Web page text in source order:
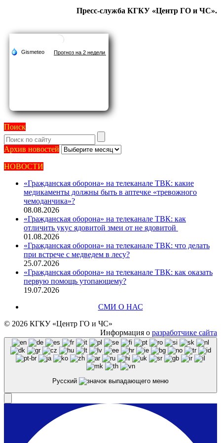
Пресс-служба КГКУ «Центр ГО и ЧС».
Поиск
Архив новостей
Архив
НОВОСТИ
«Гражданская оборона» на телеканале ТВК: какие
медикаменты должны быть в аптечке «тревожного
чемоданчика»?
08.08.2026
«Гражданская оборона» на телеканале ТВК: как
отличить укус ядовитой змеи от не ядовитой
01.08.2026
«Гражданская оборона» на телеканале ТВК: что делать
при встрече с медведем в лесу?
25.07.2026
«Гражданская оборона» на телеканале ТВК: как оказать
первую помощь утопающему?
19.07.2026
СМИ О НАС
© 2026 КГКУ «Центр ГО и ЧС»
Информация о разработчике сайта
Русский